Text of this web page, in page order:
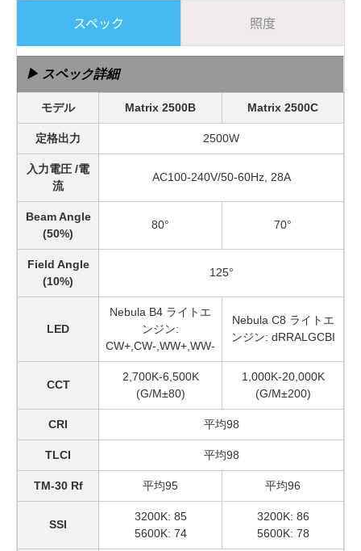
スペック 照度
▶ スペック詳細
モデル Matrix 2500B Matrix 2500C
定格出力 2500W
入力電圧 /電
流
AC100-240V/50-60Hz, 28A
Beam Angle
(50%)
80° 70°
Field Angle
(10%)
125°
LED
Nebula B4 ライトエ
ンジン:
CW+,CW-,WW+,WW-
Nebula C8 ライトエ
ンジン: dRRALGCBI
CCT
2,700K-6,500K
(G/M±80)
1,000K-20,000K
(G/M±200)
CRI 平均98
TLCI 平均98
TM-30 Rf 平均95 平均96
SSI
3200K: 85
5600K: 74
3200K: 86
5600K: 78